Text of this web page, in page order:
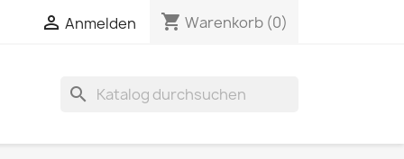
 Anmelden shopping_cart Warenkorb (0)
search